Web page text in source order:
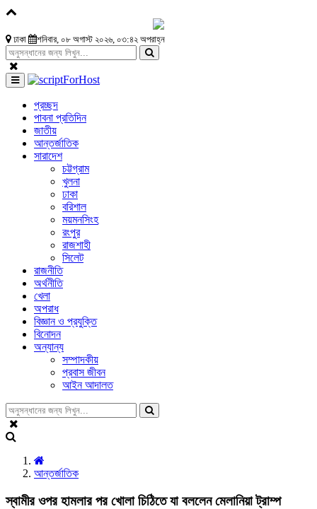
ঢাকা শনিবার, ০৮ অগাস্ট ২০২৬, ০৩:৪২ অপরাহ্ন
প্রচ্ছদ
পাবনা প্রতিদিন
জাতীয়
আন্তর্জাতিক
সারাদেশ
চট্টগ্রাম
খুলনা
ঢাকা
বরিশাল
ময়মনসিংহ
রংপুর
রাজশাহী
সিলেট
রাজনীতি
অর্থনীতি
খেলা
অপরাধ
বিজ্ঞান ও প্রযুক্তি
বিনোদন
অন্যান্য
সম্পাদকীয়
প্রবাস জীবন
আইন আদালত
আন্তর্জাতিক
স্বামীর ওপর হামলার পর খোলা চিঠিতে যা বললেন মেলানিয়া ট্রাম্প